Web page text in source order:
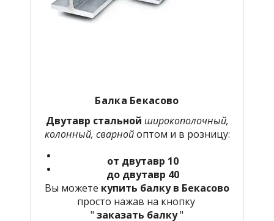
Балка Бекасово
Двутавр стальной широкополочный,
колонный, сварнойоптом и в розницу:
от двутавр 10
до двутавр 40
Вы можете купить балку в Бекасово
просто нажав на кнопку
" заказать балку"